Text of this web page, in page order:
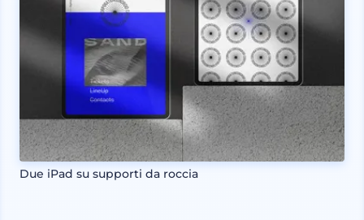
Due iPad su supporti da roccia